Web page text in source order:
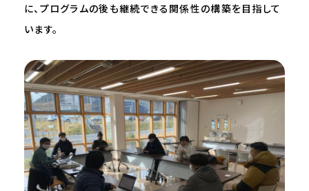
に、プログラムの後も継続できる関係性の構築を目指して
います。